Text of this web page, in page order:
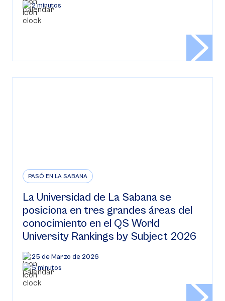
2 minutos
PASÓ EN LA SABANA
La Universidad de La Sabana se
posiciona en tres grandes áreas del
conocimiento en el QS World
University Rankings by Subject 2026
25 de Marzo de 2026
5 minutos